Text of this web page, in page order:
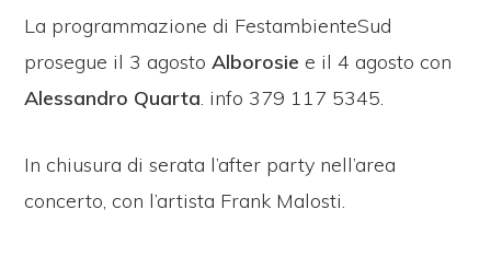
La programmazione di FestambienteSud
prosegue il 3 agostoAlborosie e il 4 agosto con
Alessandro Quarta. info 379 117 5345.
In chiusura di serata l’after party nell’area
concerto, con l’artista Frank Malosti.